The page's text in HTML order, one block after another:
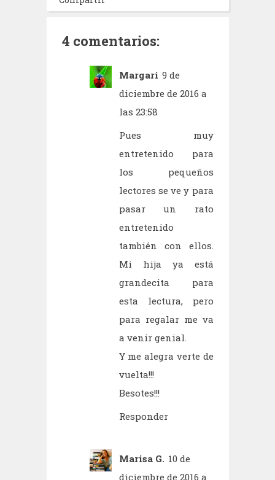
4 comentarios:
Margari 9 de
diciembre de 2016 a
las 23:58
Pues muy
entretenido para
los pequeños
lectores se ve y para
pasar un rato
entretenido
también con ellos.
Mi hija ya está
grandecita para
esta lectura, pero
para regalar me va
a venir genial.
Y me alegra verte de
vuelta!!!
Besotes!!!
Responder
Marisa G. 10 de
diciembre de 2016 a